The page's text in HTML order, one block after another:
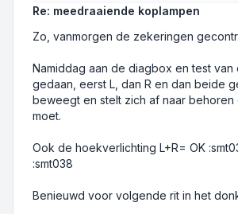
Re: meedraaiende koplampen
Zo, vanmorgen de zekeringen
Namiddag aan de diagbox en test van
gedaan, eerst L, dan R en dan beide
beweegt en stelt zich af naar behoren
moet.
Ook de hoekverlichting L+R= OK
:smt038
Benieuwd voor volgende rit in het